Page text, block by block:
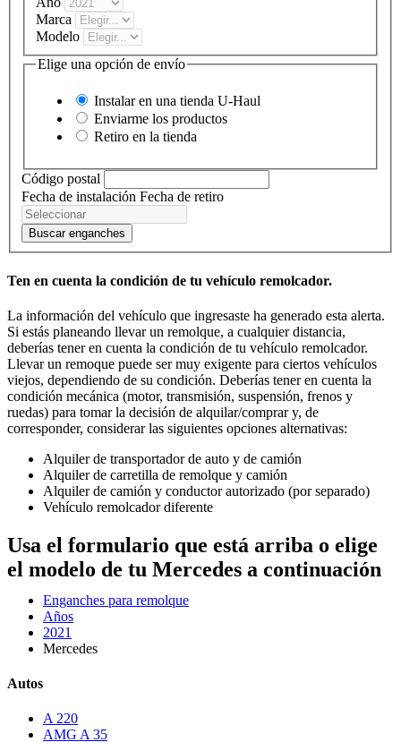
Marca
Modelo
Elige una opción de envío
Instalar en una tienda U-Haul
Enviarme los productos
Retiro en la tienda
Código postal
Fecha de instalación Fecha de retiro
Buscar enganches
Ten en cuenta la condición de tu vehículo remolcador.
La información del vehículo que ingresaste ha generado esta alerta.
Si estás planeando llevar un remolque, a cualquier distancia,
deberías tener en cuenta la condición de tu vehículo remolcador.
Llevar un remoque puede ser muy exigente para ciertos vehículos
viejos, dependiendo de su condición. Deberías tener en cuenta la
condición mecánica (motor, transmisión, suspensión, frenos y
ruedas) para tomar la decisión de alquilar/comprar y, de
corresponder, considerar las siguientes opciones alternativas:
Alquiler de transportador de auto y de camión
Alquiler de carretilla de remolque y camión
Alquiler de camión y conductor autorizado (por separado)
Vehículo remolcador diferente
Usa el formulario que está arriba o elige
el modelo de tu Mercedes a continuación
Enganches para remolque
Años
2021
Mercedes
Autos
A 220
AMG A 35